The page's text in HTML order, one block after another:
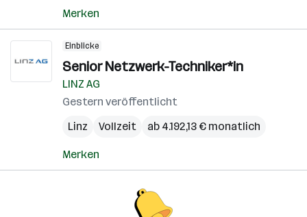
Merken
Einblicke
Senior Netzwerk-Techniker*in
LINZ AG
Gestern veröffentlicht
Linz
Vollzeit ab 4.192,13 € monatlich
Merken